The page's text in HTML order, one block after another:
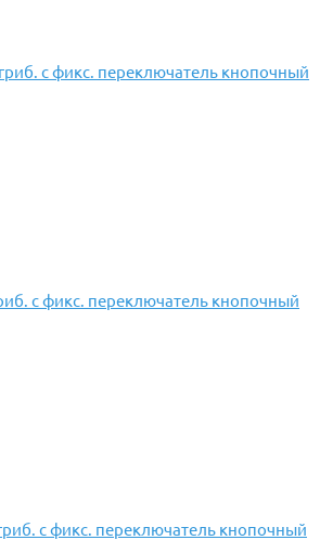
с фикс. переключатель кнопочный
с фикс. переключатель кнопочный
с фикс. переключатель кнопочный